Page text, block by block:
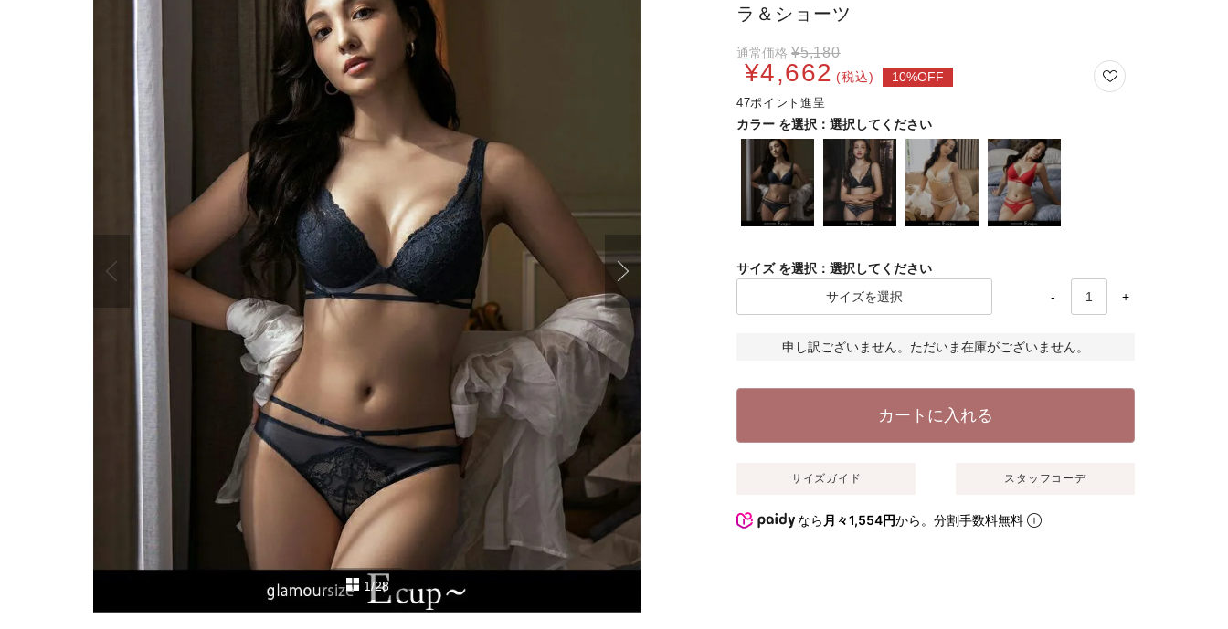
1/28
ラ＆ショーツ
通常価格 ¥5,180
¥4,662 税込
47
カラー 選択してください
サイズ
選択してください
-
+
申し訳ございません。ただいま在庫がございません。
カートに入れる
サイズガイド スタッフコーデ
なら 月々1,554円から。分割手数料無料